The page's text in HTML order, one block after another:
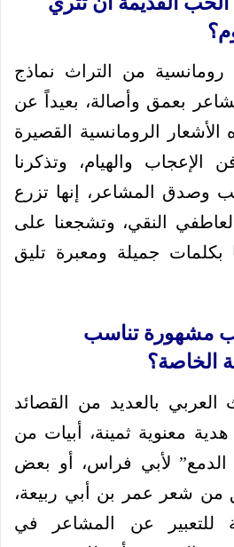
رومانسية من التراث نماذج
بعمق وأصالة، بعيداً عن
الرومانسية القصيرة
الإعجاب والهيام، وتذكرنا
وصدق المشاعر، إنها تزرع
النقي، وتشجعنا على
بكلمات جميلة ومعبرة تليق
مشهورة تناسب
الخاصة؟
العربي بالعديد من القصائد
معنوية ثمينة، أبيات من
لأبي فراس، أو بعض
من شعر عمر بن أبي ربيعة،
للتعبير عن المشاعر في